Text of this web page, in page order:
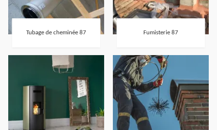
Tubage de cheminée 87 Fumisterie 87